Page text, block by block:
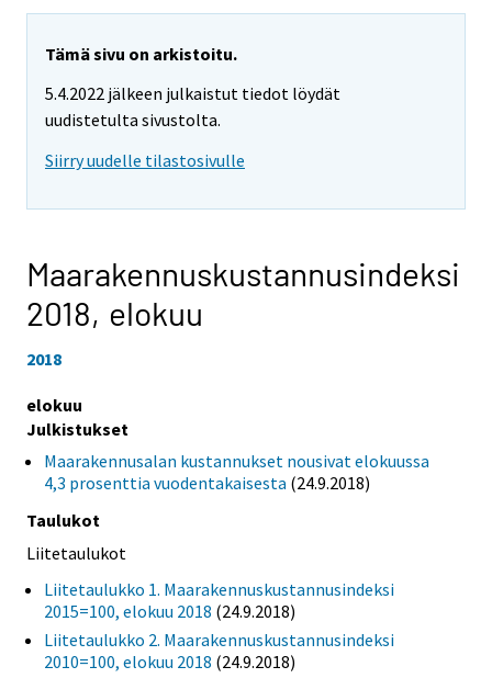
Tämä sivu on arkistoitu.
5.4.2022 jälkeen julkaistut tiedot löydät
uudistetulta sivustolta.
Siirry uudelle tilastosivulle
Maarakennuskustannusindeksi
2018, elokuu
2018
elokuu
Julkistukset
Maarakennusalan kustannukset nousivat elokuussa
4,3 prosenttia vuodentakaisesta (24.9.2018)
Taulukot
Liitetaulukot
Liitetaulukko 1. Maarakennuskustannusindeksi
2015=100, elokuu 2018 (24.9.2018)
Liitetaulukko 2. Maarakennuskustannusindeksi
2010=100, elokuu 2018 (24.9.2018)